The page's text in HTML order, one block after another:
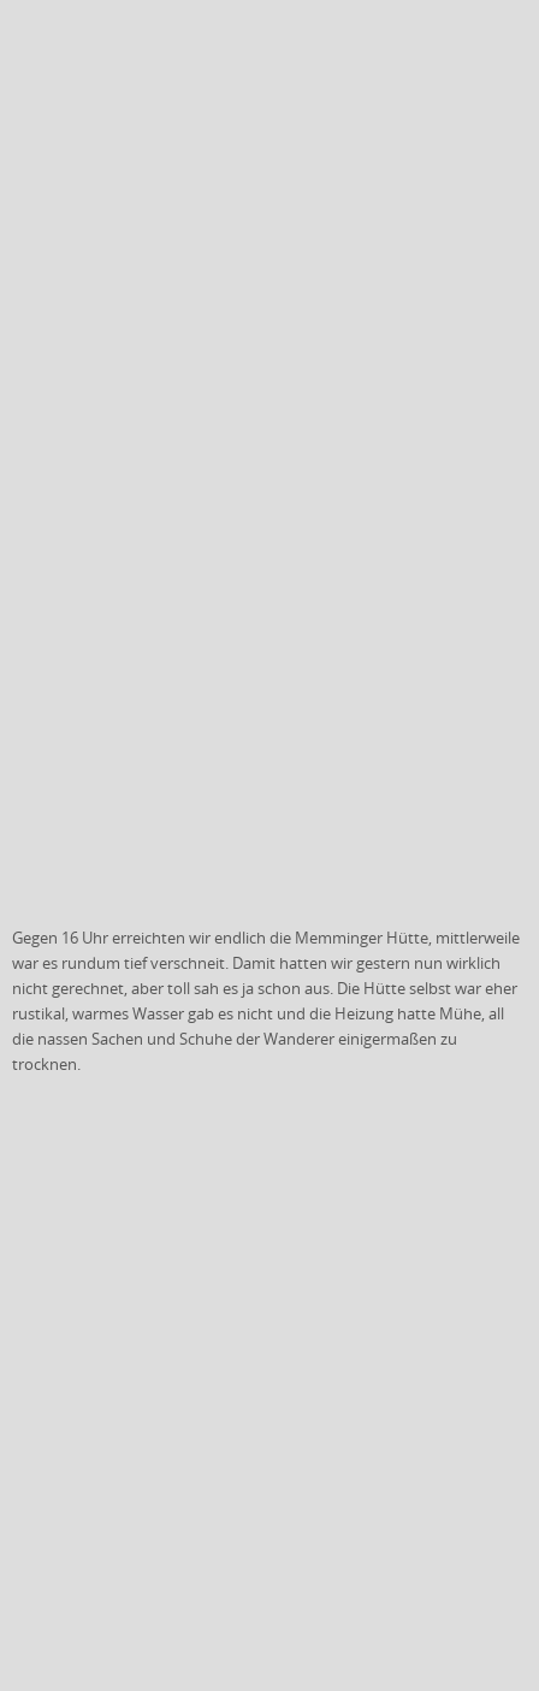
Gegen 16 Uhr erreichten wir endlich die Memminger Hütte, mittlerweile
war es rundum tief verschneit. Damit hatten wir gestern nun wirklich
nicht gerechnet, aber toll sah es ja schon aus. Die Hütte selbst war eher
rustikal, warmes Wasser gab es nicht und die Heizung hatte Mühe, all
die nassen Sachen und Schuhe der Wanderer einigermaßen zu
trocknen.